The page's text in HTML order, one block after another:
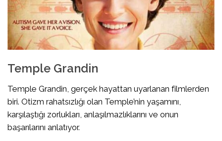
Temple Grandin
Temple Grandin, gerçek hayattan uyarlanan filmlerden
biri. Otizm rahatsızlığı olan Temple’nin yaşamını,
karşılaştığı zorlukları, anlaşılmazlıklarını ve onun
başarılarını anlatıyor.